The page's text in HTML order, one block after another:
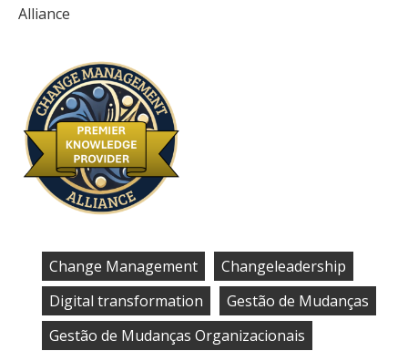
Alliance
Change Management
Changeleadership
,
Digital transformation
Gestão de Mudanças
,
Gestão de Mudanças Organizacionais